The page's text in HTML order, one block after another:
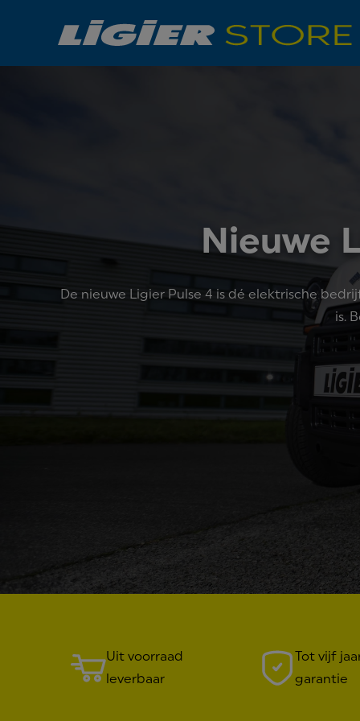
Nieuwe
De nieuwe Ligier Pulse 4 is dé elektrische
is.
Uit voorraad
leverbaar
Tot vijf
garantie